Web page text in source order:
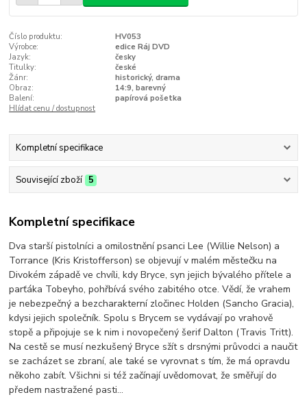
Číslo produktu:
HV053
Výrobce:
edice Ráj DVD
Jazyk:
česky
Titulky:
české
Žánr:
historický, drama
Obraz:
14:9, barevný
Balení:
papírová pošetka
Hlídat cenu / dostupnost
Kompletní specifikace
Související zboží 5
Kompletní specifikace
Dva starší pistolníci a omilostnění psanci Lee (Willie Nelson) a
Torrance (Kris Kristofferson) se objevují v malém městečku na
Divokém západě ve chvíli, kdy Bryce, syn jejich bývalého přítele a
parťáka Tobeyho, pohřbívá svého zabitého otce. Vědí, že vrahem
je nebezpečný a bezcharakterní zločinec Holden (Sancho Gracia),
kdysi jejich společník. Spolu s Brycem se vydávají po vrahově
stopě a připojuje se k nim i novopečený šerif Dalton (Travis Tritt).
Na cestě se musí nezkušený Bryce sžít s drsnými průvodci a naučit
se zacházet se zbraní, ale také se vyrovnat s tím, že má opravdu
někoho zabít. Všichni si též začínají uvědomovat, že směřují do
předem nastražené pasti...